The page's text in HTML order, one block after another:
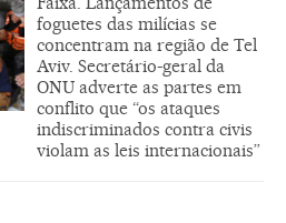
foguetes das milícias se
concentram na região de Tel
Aviv. Secretário-geral da
ONU adverte as partes em
conflito que “os ataques
indiscriminados contra civis
violam as leis internacionais”